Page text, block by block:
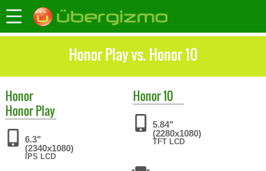
Honor Play vs. Honor 10
Honor
Honor Play
6.3"
(2340x1080)
IPS LCD
Honor10
5.84"
(2280x1080)
TFT LCD